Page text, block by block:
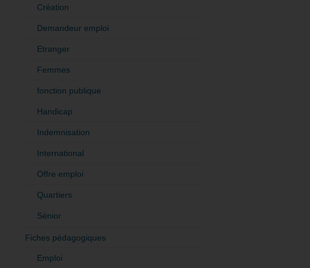
Création
Demandeur emploi
Etranger
Femmes
fonction publique
Handicap
Indemnisation
International
Offre emploi
Quartiers
Sénior
Fiches pédagogiques
Emploi